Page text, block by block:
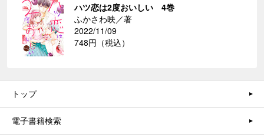
ハツ恋は2度おいしい 4巻
ふかさわ映／著
2022/11/09
748円（税込）
トップ
電子書籍検索